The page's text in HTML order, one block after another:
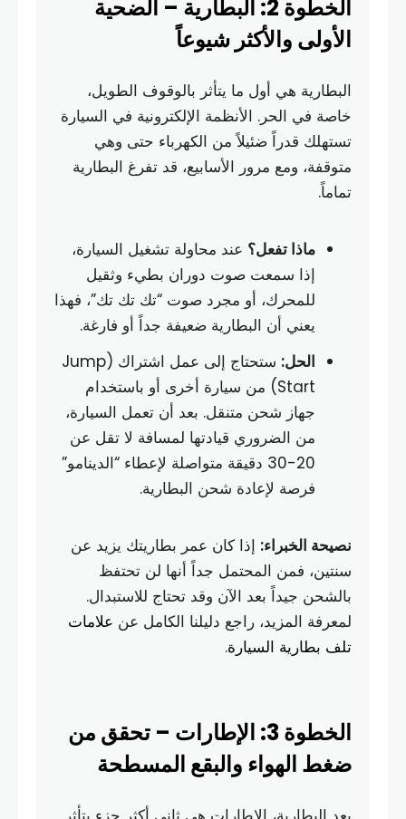
الخطوة 2: البطارية – الضحية
الأولى والأكثر شيوعاً
البطارية هي أول ما يتأثر بالوقوف الطويل،
خاصة في الحر. الأنظمة الإلكترونية في السيارة
تستهلك قدراً ضئيلاً من الكهرباء حتى وهي
متوقفة، ومع مرور الأسابيع، قد تفرغ البطارية
تماماً.
ماذا تفعل؟ عند محاولة تشغيل السيارة،
إذا سمعت صوت دوران بطيء وثقيل
للمحرك، أو مجرد صوت “تك تك تك”، فهذا
يعني أن البطارية ضعيفة جداً أو فارغة.
الحل:
ستحتاج إلى عمل اشتراك (Jump
Start) من سيارة أخرى أو باستخدام
جهاز شحن متنقل. بعد أن تعمل السيارة،
من الضروري قيادتها لمسافة لا تقل عن
20-30 دقيقة متواصلة لإعطاء “الدينامو”
فرصة لإعادة شحن البطارية.
نصيحة الخبراء: إذا كان عمر بطاريتك يزيد عن
سنتين، فمن المحتمل جداً أنها لن تحتفظ
بالشحن جيداً بعد الآن وقد تحتاج للاستبدال.
لمعرفة المزيد، راجع دليلنا الكامل عن علامات
تلف بطارية السيارة.
الخطوة 3: الإطارات – تحقق من
ضغط الهواء والبقع المسطحة